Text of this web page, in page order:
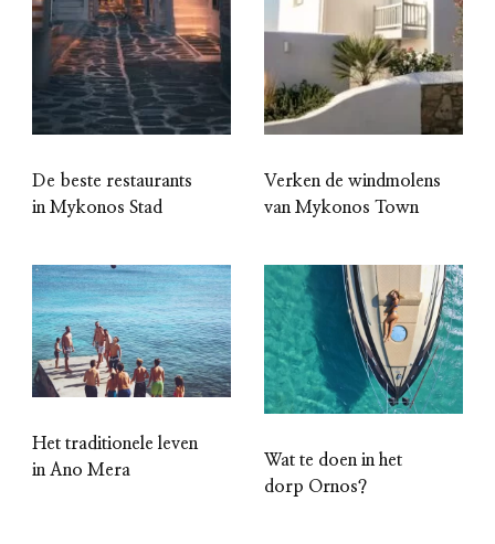
De beste restaurants
in Mykonos Stad
Verken de windmolens
van Mykonos Town
Het traditionele leven
in Ano Mera
Wat te doen in het
dorp Ornos?